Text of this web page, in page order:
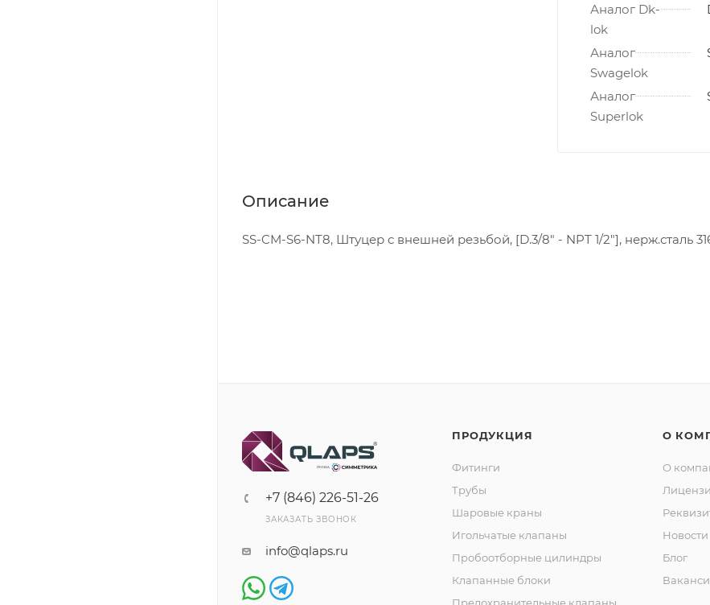
Аналог Dk-
lok
Аналог
Swagelok
Аналог
Superlok
Описание
SS-CM-S6-NT8, Штуцер с внешней резьбой, [D.3/8" - NPT 1/2"], нерж.сталь
+7 (846) 226-51-26
ЗАКАЗАТЬ ЗВОНОК
info@qlaps.ru
ПРОДУКЦИЯ
Фитинги
Трубы
Шаровые краны
Игольчатые клапаны
Пробоотборные цилиндры
Клапанные блоки
О
О
Новости
Блог